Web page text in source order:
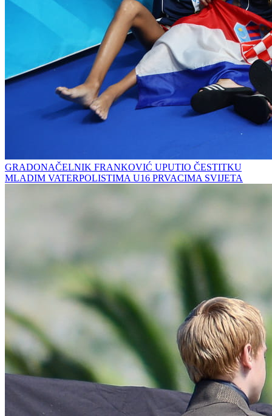
GRADONAČELNIK FRANKOVIĆ UPUTIO ČESTITKU
MLADIM VATERPOLISTIMA U16 PRVACIMA SVIJETA